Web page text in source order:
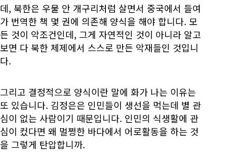
데, 북한은 우물 안 개구리처럼 살면서 중국에서 들여
가 번역한 책 몇 권에 의존해 양식을 해야 합니다. 모
든 것이 악조건인데, 그게 자연적인 것이 아니라 알고
보면 다 북한 체제에서 스스로 만든 악재들인 것입니
다.
그리고 결정적으로 양식이란 말에 화가 나는 이유는
또 있습니다. 김정은은 인민들이 생선을 먹는데 별 관
심이 없는 사람이기 때문입니다. 인민의 식생활에 관
심이 컸다면 왜 멀쩡한 바다에서 어로활동을 하는 것
을 그렇게 탄압합니까.